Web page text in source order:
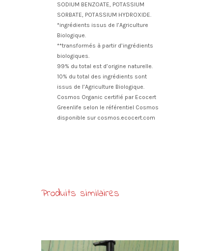
SODIUM BENZOATE, POTASSIUM
SORBATE, POTASSIUM HYDROXIDE.
*ingrédients issus de l’Agriculture
Biologique.
**transformés à partir d’ingrédients
biologiques.
99% du total est d’origine naturelle.
10% du total des ingrédients sont
issus de l’Agriculture Biologique.
Cosmos Organic certifié par Ecocert
Greenlife selon le référentiel Cosmos
disponible sur cosmos.ecocert.com
Produits similaires